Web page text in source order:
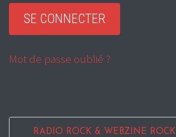
Mot de passe oublié ?
RADIO ROCK & WEBZINE ROCK